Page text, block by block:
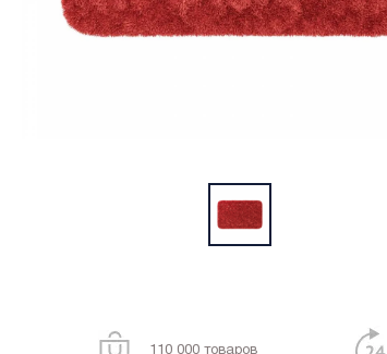
110 000 товаров